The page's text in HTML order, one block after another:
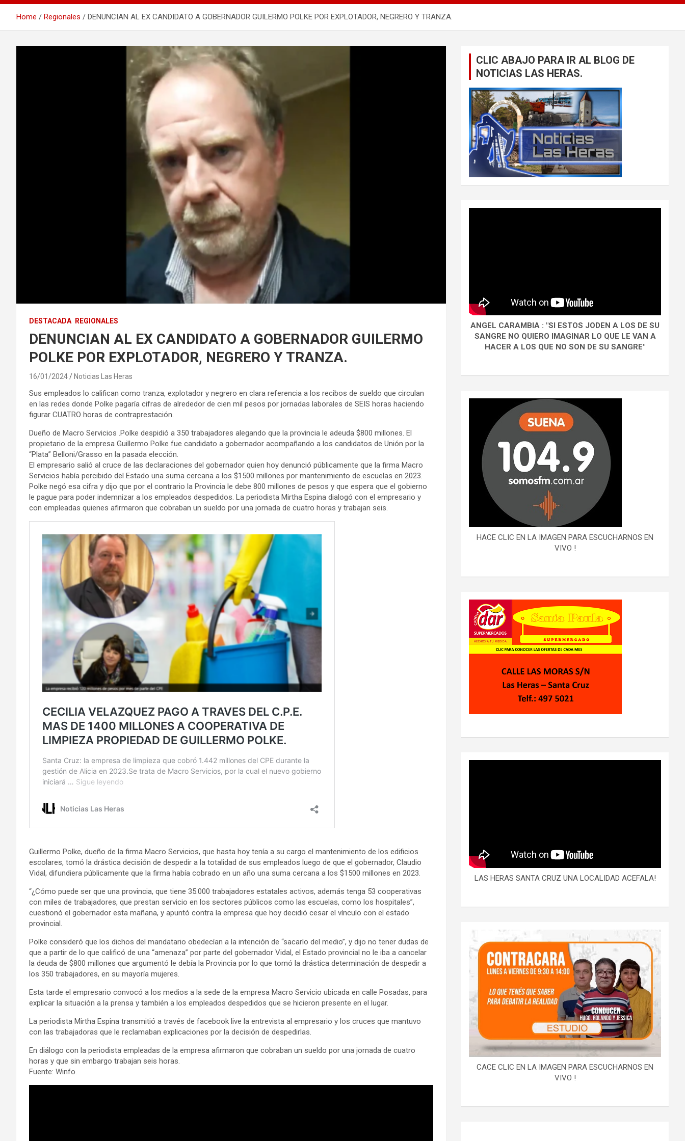
Home Regionales DENUNCIAN AL EX CANDIDATO A GOBERNADOR GUILERMO POLKE POR EXPLOTADOR, NEGRERO Y TRANZA.
DESTACADA REGIONALES
DENUNCIAN AL EX CANDIDATO A GOBERNADOR GUILERMO
POLKE POR EXPLOTADOR, NEGRERO Y TRANZA.
16/01/2024 Noticias Las Heras
Sus empleados lo califican como tranza, explotador y negrero en clara referencia a los recibos de sueldo que circulan
en las redes donde Polke pagaría cifras de alrededor de cien mil pesos por jornadas laborales de SEIS horas haciendo
figurar CUATRO horas de contraprestación.
Dueño de Macro Servicios .Polke despidió a 350 trabajadores alegando que la provincia le adeuda $800 millones. El
propietario de la empresa Guillermo Polke fue candidato a gobernador acompañando a los candidatos de Unión por la
“Plata” Belloni/Grasso en la pasada elección.
El empresario salió al cruce de las declaraciones del gobernador quien hoy denunció públicamente que la firma Macro
Servicios había percibido del Estado una suma cercana a los $1500 millones por mantenimiento de escuelas en 2023.
Polke negó esa cifra y dijo que por el contrario la Provincia le debe 800 millones de pesos y que espera que el gobierno
le pague para poder indemnizar a los empleados despedidos. La periodista Mirtha Espina dialogó con el empresario y
con empleadas quienes afirmaron que cobraban un sueldo por una jornada de cuatro horas y trabajan seis.
Guillermo Polke, dueño de la firma Macro Servicios, que hasta hoy tenía a su cargo el mantenimiento de los edificios
escolares, tomó la drástica decisión de despedir a la totalidad de sus empleados luego de que el gobernador, Claudio
Vidal, difundiera públicamente que la firma había cobrado en un año una suma cercana a los $1500 millones en 2023.
“¿Cómo puede ser que una provincia, que tiene 35.000 trabajadores estatales activos, además tenga 53 cooperativas
con miles de trabajadores, que prestan servicio en los sectores públicos como las escuelas, como los hospitales”,
cuestionó el gobernador esta mañana, y apuntó contra la empresa que hoy decidió cesar el vínculo con el estado
provincial.
Polke consideró que los dichos del mandatario obedecían a la intención de “sacarlo del medio”, y dijo no tener dudas de
que a partir de lo que calificó de una “amenaza” por parte del gobernador Vidal, el Estado provincial no le iba a cancelar
la deuda de $800 millones que argumentó le debía la Provincia por lo que tomó la drástica determinación de despedir a
los 350 trabajadores, en su mayoría mujeres.
Esta tarde el empresario convocó a los medios a la sede de la empresa Macro Servicio ubicada en calle Posadas, para
explicar la situación a la prensa y también a los empleados despedidos que se hicieron presente en el lugar.
La periodista Mirtha Espina transmitió a través de facebook live la entrevista al empresario y los cruces que mantuvo
con las trabajadoras que le reclamaban explicaciones por la decisión de despedirlas.
En diálogo con la periodista empleadas de la empresa afirmaron que cobraban un sueldo por una jornada de cuatro
horas y que sin embargo trabajan seis horas.
Fuente: Winfo.
CLIC ABAJO PARA IR AL BLOG DE
NOTICIAS LAS HERAS.
ANGEL CARAMBIA : "SI ESTOS JODEN A LOS DE SU
SANGRE NO QUIERO IMAGINAR LO QUE LE VAN A
HACER A LOS QUE NO SON DE SU SANGRE"
HACE CLIC EN LA IMAGEN PARA ESCUCHARNOS EN
VIVO !
LAS HERAS SANTA CRUZ UNA LOCALIDAD ACEFALA!
CACE CLIC EN LA IMAGEN PARA ESCUCHARNOS EN
VIVO !